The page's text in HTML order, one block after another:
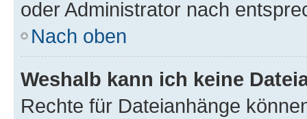
oder Administrator nach
Nach oben
Weshalb kann ich keine
Rechte für Dateianhänge